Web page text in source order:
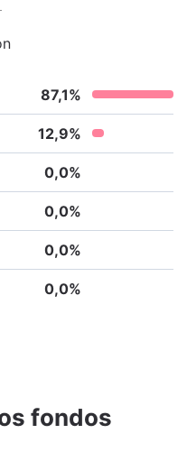
87,1%
12,9%
0,0%
0,0%
0,0%
0,0%
fondos